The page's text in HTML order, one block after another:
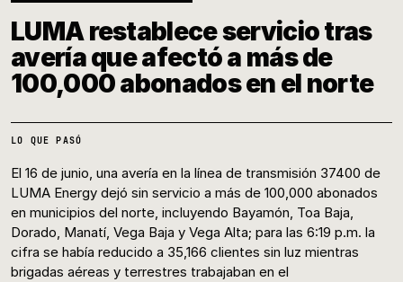
LUMA restablece servicio tras
avería que afectó a más de
100,000 abonados en el norte
LO QUE PASÓ
El 16 de junio, una avería en la línea de transmisión 37400 de
LUMA Energy dejó sin servicio a más de 100,000 abonados
en municipios del norte, incluyendo Bayamón, Toa Baja,
Dorado, Manatí, Vega Baja y Vega Alta; para las 6:19 p.m. la
cifra se había reducido a 35,166 clientes sin luz mientras
brigadas aéreas y terrestres trabajaban en el